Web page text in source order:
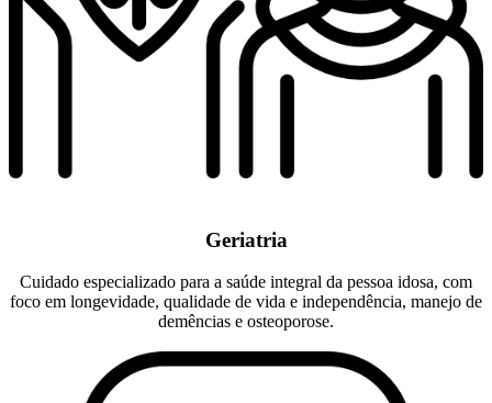
Geriatria
Cuidado especializado para a saúde integral da pessoa idosa, com
foco em longevidade, qualidade de vida e independência, manejo de
demências e osteoporose.